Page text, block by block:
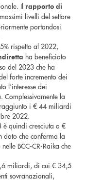
Il rapporto di
livelli del settore
portandosi
rispetto al 2022,
ha beneficiato
del 2023 che ha
forte incremento dei
l’interesse dei
la
i € 44 miliardi
2022.
quindi cresciuta a €
dato che conferma la
BCC-CR-Raika che
miliardi, di cui € 34,5
sovranazionali,